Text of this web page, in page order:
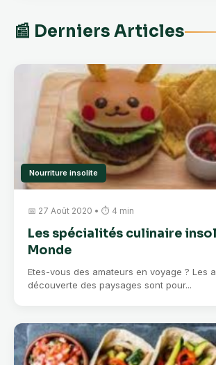
📰 Derniers Articles
Nourriture insolite
📅 27 Août 2020 • ⏱ 4 min
Les spécialités culinaire
Monde
Etes-vous des amateurs en voyage ? Les
découverte des paysages sont pour...